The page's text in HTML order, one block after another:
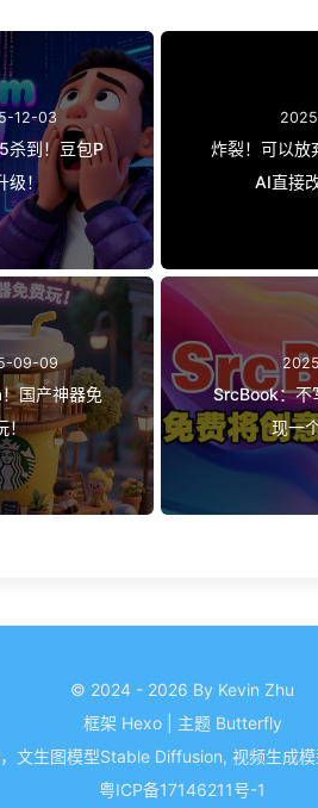
12-03
杀到！豆包P
级！
炸裂！可以放
AI直接
09-09
国产神器免
！
SrcBook：不
现一
© 2024 - 2026 By Kevin Zhu
框架 Hexo 主题 Butterfly
文生图模型Stable Diffusion, 视频生成
粤ICP备17146211号-1